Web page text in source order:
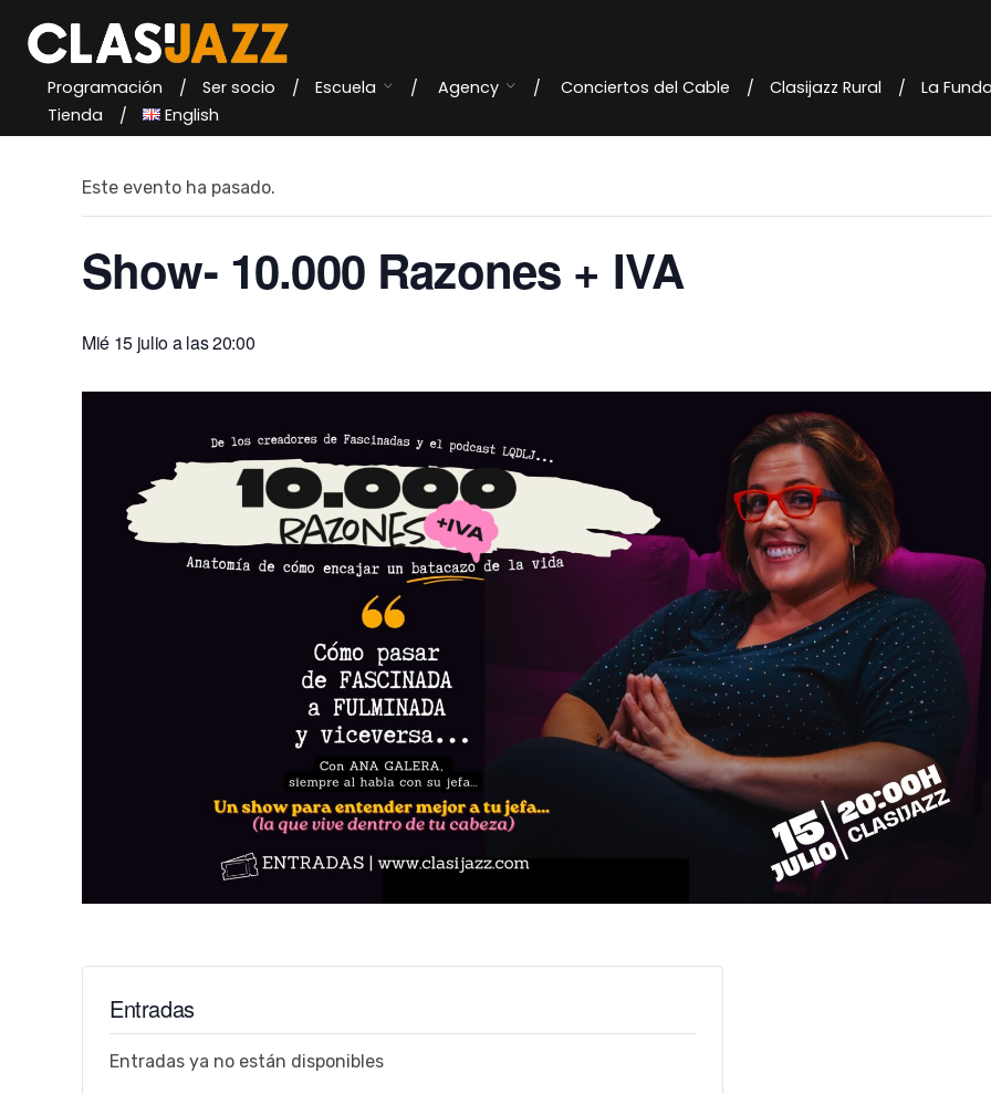
content
Programación Ser socio Escuela Agency Conciertos del Cable Clasijazz Rural La
Tienda
English
« Todos los Eventos
Este evento ha pasado.
Show- 10.000 Razones + IVA
Mié 15 julio a las 20:00
Entradas
Entradas ya no están disponibles